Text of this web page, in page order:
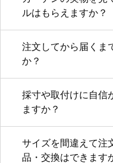
ルはもらえますか？
注文してから届くま
か？
採寸や取付けに自信
ますか？
サイズを間違えて注
品・交換はできます